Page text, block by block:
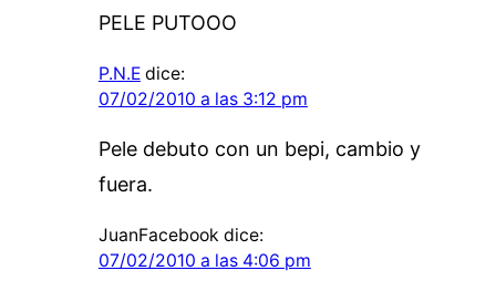
PELE PUTOOO
P.N.E dice:
07/02/2010 a las 3:12 pm
Pele debuto con un bepi, cambio y
fuera.
JuanFacebook dice:
07/02/2010 a las 4:06 pm